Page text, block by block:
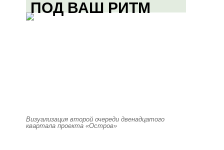
ПОД ВАШ РИТМ
Визуализация второй очереди двенадцатого
квартала проекта «Остров»